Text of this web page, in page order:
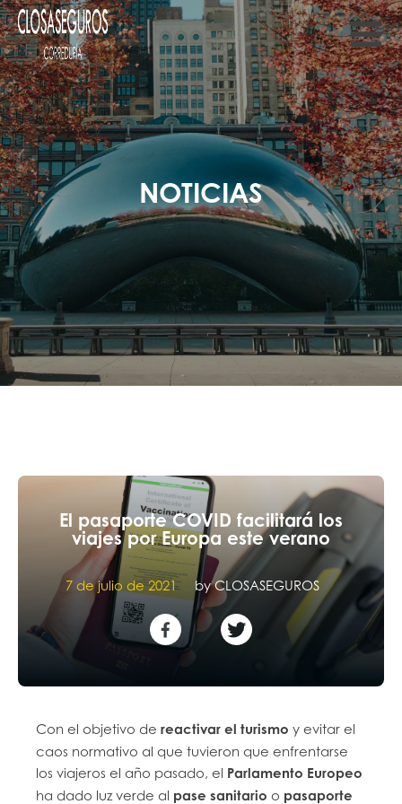
NOTICIAS
El pasaporte COVID facilitará los
viajes por Europa este verano
7 de julio de 2021 byCLOSASEGUROS
Con el objetivo dereactivar el turismo y evitar el
caos normativo al que tuvieron que enfrentarse
los viajeros el año pasado, el Parlamento Europeo
ha dado luz verde al pase sanitarioo pasaporte